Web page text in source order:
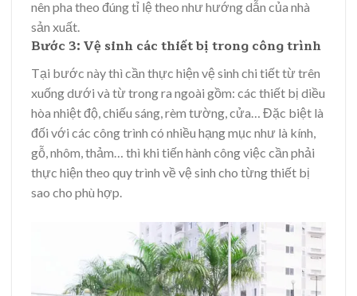
nên pha theo đúng tỉ lệ theo như hướng dẫn của nhà
sản xuất.
Bước 3: Vệ sinh các thiết bị trong công trình
Tại bước này thì cần thực hiện vệ sinh chi tiết từ trên
xuống dưới và từ trong ra ngoài gồm: các thiết bị diều
hòa nhiệt độ, chiếu sáng, rèm tường, cửa… Đặc biệt là
đối với các công trình có nhiều hạng mục như là kính,
gỗ, nhôm, thảm… thì khi tiến hành công việc cần phải
thực hiện theo quy trình về vệ sinh cho từng thiết bị
sao cho phù hợp.